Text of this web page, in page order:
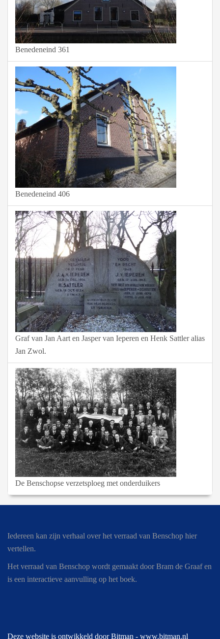
Benedeneind 361
Benedeneind 406
Graf van Jan Aart en Jasper van Ieperen en Henk Sattler alias
Jan Zwol.
De Benschopse verzetsploeg met onderduikers
Iedereen kan zijn verhaal over het verraad van Benschop hier
vertellen.
Het verraad van Benschop wordt gemaakt door Bram de Graaf en
is een interactieve aanvulling op het boek.
Deze website is ontwikkeld door Bitman - www.bitman.nl